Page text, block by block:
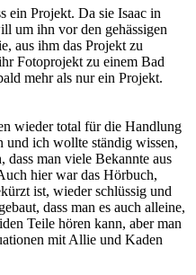
ein Projekt. Da sie Isaac in
um ihn vor den gehässigen
aus ihm das Projekt zu
Fotoprojekt zu einem Bad
mehr als nur ein Projekt.
wieder total für die Handlung
und ich wollte ständig wissen,
dass man viele Bekannte aus
hier war das Hörbuch,
ist, wieder schlüssig und
dass man es auch alleine,
Teile hören kann, aber man
mit Allie und Kaden